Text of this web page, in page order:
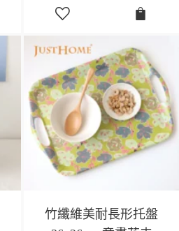
竹纖維美耐長形托盤